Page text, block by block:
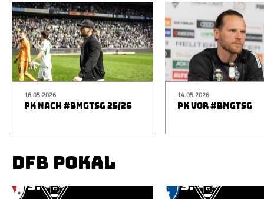
16.05.2026
PK NACH #BMGTSG 25/26
14.05.2026
PK VOR #BMGTSG
DFB POKAL